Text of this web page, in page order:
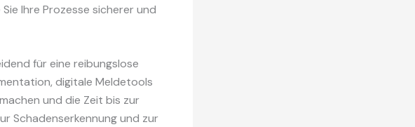
Ihre Prozesse sicherer und
für eine reibungslose
digitale Meldetools
und die Zeit bis zur
Schadenserkennung und zur